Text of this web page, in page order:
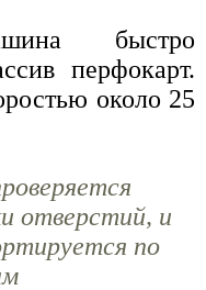
быстро
перфокарт.
около 25
отверстий, и
по